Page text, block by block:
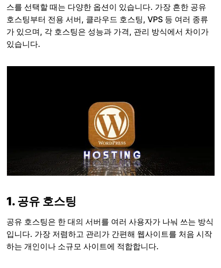
스를 선택할 때는 다양한 옵션이 있습니다. 가장 흔한 공유
호스팅부터 전용 서버, 클라우드 호스팅, VPS 등 여러 종류
가 있으며, 각 호스팅은 성능과 가격, 관리 방식에서 차이가
있습니다.
1. 공유 호스팅
공유 호스팅은 한 대의 서버를 여러 사용자가 나눠 쓰는 방식
입니다. 가장 저렴하고 관리가 간편해 웹사이트를 처음 시작
하는 개인이나 소규모 사이트에 적합합니다.